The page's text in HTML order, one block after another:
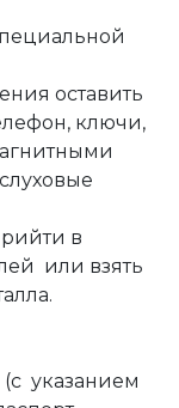
оставить
ключи,
в
или взять
указанием